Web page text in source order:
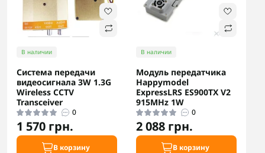
В наличии
Система передачи
видеосигнала 3W 1.3G
Wireless CCTV
Transceiver
0
1 570 грн.
В корзину
В наличии
Модуль передатчика
Happymodel
ExpressLRS ES900TX V2
915MHz 1W
0
2 088 грн.
В корзину